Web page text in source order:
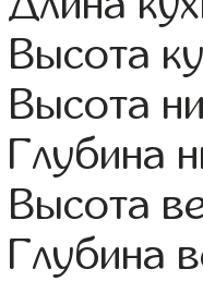
Высота
Высота
Глубина
Высота
Глубина